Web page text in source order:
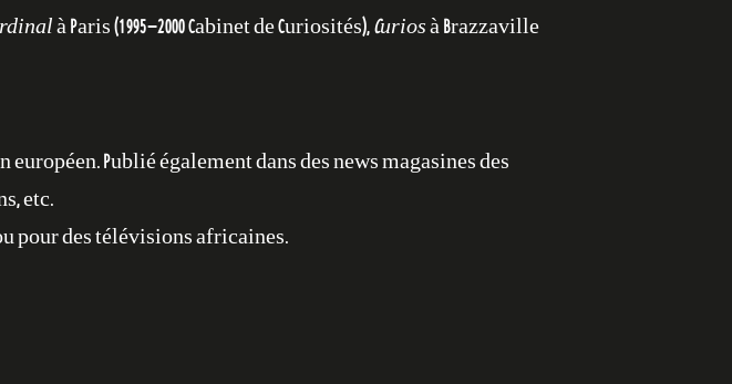
à Paris (1995-2000 Cabinet de Curiosités), Curios à Brazzaville
européen. Publié également dans des news magasines des
etc.
pour des télévisions africaines.